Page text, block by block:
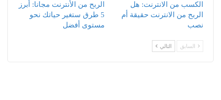
الكسب من الانترنت: هل
الربح من الانترنت حقيقة أم
نصب
الربح من الأنترنت مجانا: أبرز
5 طرق ستغير حياتك نحو
مستوى أفضل
السابق التالي